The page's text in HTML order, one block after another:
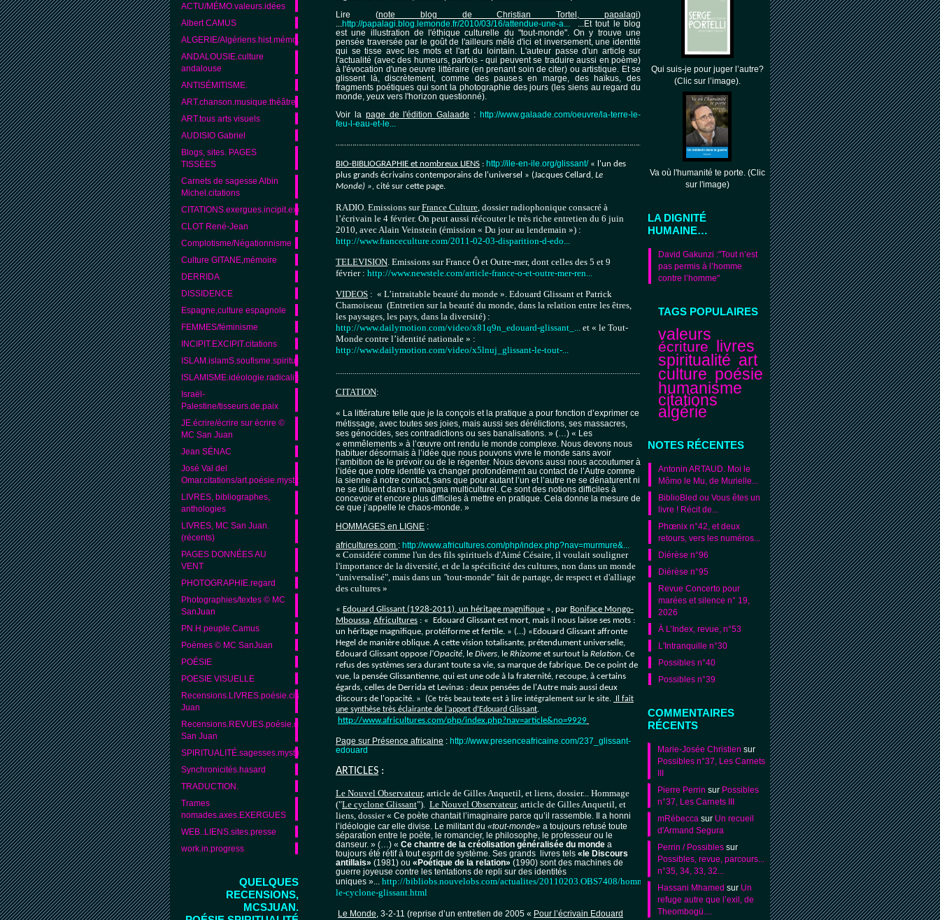
ACTU/MÉMO.valeurs.idées
Albert CAMUS
ALGERIE/Algériens.hist.mémo.culture
ANDALOUSIE.culture
andalouse
ANTISÉMITISME.
ART.chanson.musique.théâtre
ART.tous arts visuels
AUDISIO Gabriel
Blogs, sites. PAGES
TISSÉES
Carnets de sagesse Albin
Michel.citations
CITATIONS.exergues.incipit.excipit
CLOT René-Jean
Complotisme/Négationnisme
Culture GITANE,mémoire
DERRIDA
DISSIDENCE
Espagne,culture espagnole
FEMMES/féminisme
INCIPIT.EXCIPIT.citations
ISLAM.islamS.soufisme.spiritualité
ISLAMISME.idéologie.radicalité.
Israël-
Palestine/tisseurs.de.paix
JE.écrire/écrire sur écrire ©
MC San Juan
Jean SÉNAC
José Val del
Omar.citations/art.poésie.mystique
LIVRES, bibliographes,
anthologies
LIVRES, MC San Juan.
(récents)
PAGES DONNÉES AU
VENT
PHOTOGRAPHIE.regard
Photographies/textes © MC
SanJuan
PN.H.peuple.Camus
Poèmes © MC SanJuan
POÉSIE
POESIE VISUELLE
Recensions.LIVRES.poésie.citations©MC.San
Juan
Recensions.REVUES.poésie.citations.©MC
San Juan
SPIRITUALITÉ.sagesses.mystique
Synchronicités.hasard
TRADUCTION.
Trames
nomades.axes.EXERGUES
WEB..LIENS.sites.presse
work.in.progress
QUELQUES
RECENSIONS,
MCSJUAN.
Qui suis-je pour juger l’autre?
(Clic sur l’image).
Va où l'humanité te porte. (Clic
sur l'image)
LA DIGNITÉ
HUMAINE…
David Gakunzi :"Tout n’est
pas permis à l’homme
contre l’homme"
TAGS POPULAIRES
valeurs
écriture livres
spiritualité art
culture poésie
humanisme
citations
algérie
NOTES RÉCENTES
Antonin ARTAUD. Moi le
Mômo le Mu, de Murielle...
BiblioBled ou Vous êtes un
livre ! Récit de...
Phœnix n°42, et deux
retours, vers les numéros...
Diérèse n°96
Diérèse n°95
Revue Concerto pour
marées et silence n° 19,
2026
À L’Index, revue, n°53
L'Intranquille n°30
Possibles n°40
Possibles n°39
COMMENTAIRES
RÉCENTS
Marie-Josée Christien sur
Possibles n°37, Les Carnets
III
Pierre Perrin sur Possibles
n°37, Les Carnets III
mRébecca sur Un recueil
d'Armand Segura
Perrin / Possibles sur
Possibles, revue, parcours...
n°35, 34, 33, 32...
Hassani Mhamed sur Un
refuge autre que l’exil, de
Theombogü....
Lire (note blog de Christian Tortel, papalagi)
http://papalagi.blog.lemonde.fr/2010/03/16/attendue-une-a...
...Et tout le blog
est une illustration de l'éthique culturelle du "tout-monde". On y trouve une
pensée traversée par le goût de l'ailleurs mêlé d'ici et inversement, une identité
qui se tisse avec les mots et l'art du lointain. L'auteur passe d'un article sur
l'actualité (avec des humeurs, parfois - qui peuvent se traduire aussi en poème)
à l'évocation d'une oeuvre littéraire (en prenant soin de citer) ou artistique. Et se
glissent là, discrètement, comme des pauses en marge, des haïkus, des
fragments poétiques qui sont la photographie des jours (les siens au regard du
monde, yeux vers l'horizon questionné).
Voir la page de l'édition Galaade :
http://www.galaade.com/oeuvre/la-terre-le-
feu-l-eau-et-le...
……………………………………………………………………………………………………………………………………………
BIO-BIBLIOGRAPHIE et nombreux LIENS : http://ile-en-ile.org/glissant/ « l'un des
plus grands écrivains contemporains de l'universel » (Jacques Cellard, Le
Monde) », cité sur cette page.
RADIO. Emissions surFrance Culture, dossier radiophonique consacré à
l’écrivain le 4 février. On peut aussi réécouter le très riche entretien du 6 juin
2010, avec Alain Veinstein (émission « Du jour au lendemain ») :
http://www.franceculture.com/2011-02-03-disparition-d-edo...
TELEVISION. Emissions sur France Ô et Outre-mer, dont celles des 5 et 9
février : http://www.newstele.com/article-france-o-et-outre-mer-ren...
VIDEOS : « L’intraitable beauté du monde ». Edouard Glissant et Patrick
Chamoiseau (Entretien sur la beauté du monde, dans la relation entre les êtres,
les paysages, les pays, dans la diversité) :
http://www.dailymotion.com/video/x81q9n_edouard-glissant_... et « le Tout-
Monde contre l’identité nationale » :
http://www.dailymotion.com/video/x5lnuj_glissant-le-tout-...
......................................................................................................................................................
CITATION:
«
La littérature telle que je la conçois et la pratique a pour fonction d’exprimer ce
métissage, avec toutes ses joies, mais aussi ses dérélictions, ses massacres,
ses génocides, ses contradictions ou ses banalisations. » (…) «
Les
« emmêlements » à l’œuvre ont rendu le monde complexe. Nous devons nous
habituer désormais à l’idée que nous pouvons vivre le monde sans avoir
l’ambition de le prévoir ou de le régenter. Nous devons aussi nous accoutumer à
l’idée que notre identité va changer profondément au contact de l’Autre comme
la sienne à notre contact, sans que pour autant l’un et l’autre ne se dénaturent ni
ne se diluent dans un magma multiculturel. Ce sont des notions difficiles à
concevoir et encore plus difficiles à mettre en pratique. Cela donne la mesure de
ce que j’appelle le chaos-monde. »
HOMMAGES en LIGNE :
africultures.com : http://www.africultures.com/php/index.php?nav=murmure&...
« Considéré comme l'un des fils spirituels d'Aimé Césaire, il voulait souligner
l'importance de la diversité, et de la spécificité des cultures, non dans un monde
"universalisé", mais dans un "tout-monde" fait de partage, de respect et d'alliage
des cultures »
« Edouard Glissant (1928-2011), un héritage magnifique », par Boniface Mongo-
Mboussa, Africultures : « Edouard Glissant est mort, mais il nous laisse ses mots :
un héritage magnifique, protéiforme et fertile. » (…) «Edouard Glissant affronte
Hegel de manière oblique. A cette vision totalisante, prétendument universelle,
Edouard Glissant oppose l'Opacité, le Divers, le Rhizome et surtout la Relation. Ce
refus des systèmes sera durant toute sa vie, sa marque de fabrique. De ce point de
vue, la pensée Glissantienne, qui est une ode à la fraternité, recoupe, à certains
égards, celles de Derrida et Levinas : deux pensées de l'Autre mais aussi deux
discours de l'opacité. » (Ce très beau texte est à lire intégralement sur le site.
Il fait
une synthèse très éclairante de l’apport d’Edouard Glissant.
http://www.africultures.com/php/index.php?nav=article&no=9929
Page sur Présence africaine : http://www.presenceafricaine.com/237_glissant-
edouard
ARTICLES :
Le Nouvel Observateur, article de Gilles Anquetil, et liens, dossier... Hommage
("Le cyclone Glissant"). Le Nouvel Observateur, article de Gilles Anquetil, et
liens, dossier« Ce poète chantait l’imaginaire parce qu’il rassemble. Il a honni
l’idéologie car elle divise. Le militant du «tout-monde» a toujours refusé toute
séparation entre le poète, le romancier, le philosophe, le professeur ou le
danseur. » (…) « Ce chantre de la créolisation généralisée du monde a
toujours été rétif à tout esprit de système. Ses grands livres tels «le Discours
antillais» (1981) ou «Poétique de la relation» (1990) sont des machines de
guerre joyeuse contre les tentations de repli sur des identités
uniques »... http://bibliobs.nouvelobs.com/actualites/20110203.OBS7408/hommage-
le-cyclone-glissant.html
Le Monde , 3-2-11 (reprise d’un entretien de 2005 « Pour l’écrivain Edouard